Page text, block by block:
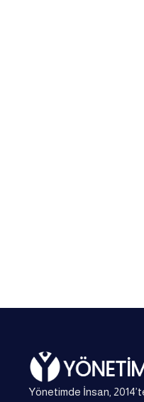
Yönetimde İnsan,